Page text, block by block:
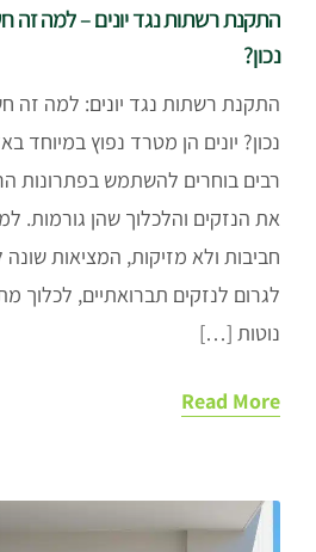
התקנת רשתות נגד יונים – למה זה
נכון?
התקנת רשתות נגד יונים: למה זה
נכון? יונים הן מטרד נפוץ במיוחד
רבים בוחרים להשתמש בפתרונות
את הנזקים והלכלוך שהן גורמות.
חביבות ולא מזיקות, המציאות שונה
לגרום לנזקים תברואתיים, לכלוך
נוטות […]
Read More